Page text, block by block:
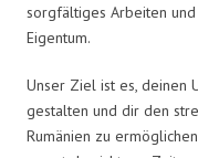
sorgfältiges Arbeiten
Eigentum.
Unser Ziel ist es, deinen
gestalten und dir den
Rumänien zu